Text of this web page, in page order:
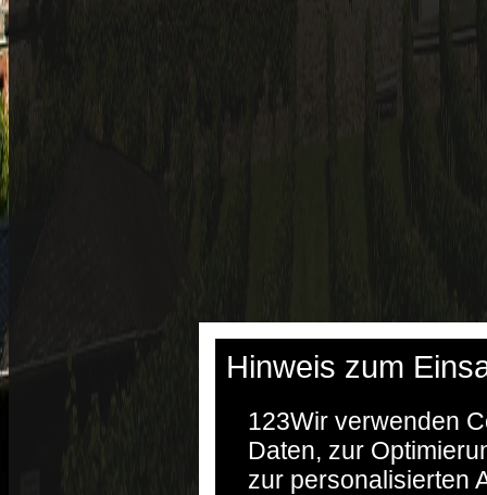
Hinweis zum
123Wir verwenden
Daten, zur
zur personalisierten